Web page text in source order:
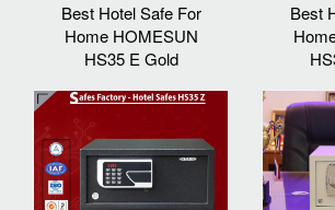
Best Hotel Safe For
Home HOMESUN
HS35 E Gold
Best